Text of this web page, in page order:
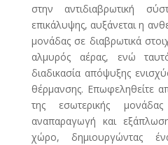
στην αντιδιαβρωτική
επικάλυψης, αυξάνεται η
μονάδας σε διαβρωτικά
αλμυρός αέρας, ενώ
διαδικασία απόψυξης
θέρμανσης. Επωφεληθείτε
της εσωτερικής
αναπαραγωγή και
χώρο, δημιουργώντας